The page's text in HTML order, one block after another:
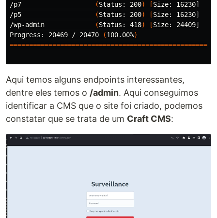
/p7
(Status: 200) [Size: 16230]
/p5
(Status: 200) [Size: 16230]
/wp-admin
(Status: 418) [Size: 24409]
Progress: 20469 / 20470
(100.00%)
Aqui temos alguns endpoints interessantes,
dentre eles temos o /admin. Aqui conseguimos
identificar a CMS que o site foi criado, podemos
constatar que se trata de um Craft CMS: